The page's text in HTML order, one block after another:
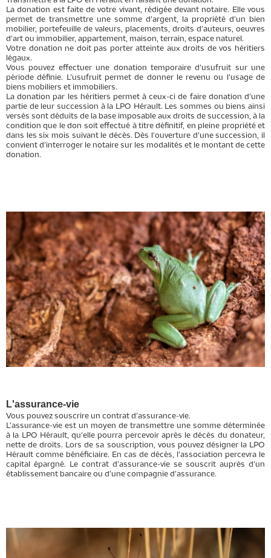
La donation est faite de votre vivant, rédigée devant notaire. Elle vous
permet de transmettre une somme d'argent, la propriété d'un bien
mobilier, portefeuille de valeurs, placements, droits d'auteurs, oeuvres
d'art ou immobilier, appartement, maison, terrain, espace naturel.
Votre donation ne doit pas porter atteinte aux droits de vos héritiers
légaux.
Vous pouvez effectuer une donation temporaire d'usufruit sur une
période définie. L'usufruit permet de donner le revenu ou l'usage de
biens mobiliers et immobiliers.
La donation par les héritiers permet à ceux-ci de faire donation d'une
partie de leur succession à la LPO Hérault. Les sommes ou biens ainsi
versés sont déduits de la base imposable aux droits de succession, à la
condition que le don soit effectué à titre définitif, en pleine propriété et
dans les six mois suivant le décès. Dès l'ouverture d'une succession, il
convient d'interroger le notaire sur les modalités et le montant de cette
donation.
L'assurance-vie
Vous pouvez souscrire un contrat d'assurance-vie.
L'assurance-vie est un moyen de transmettre une somme déterminée
à la LPO Hérault, qu'elle pourra percevoir après le décès du donateur,
nette de droits. Lors de sa souscription, vous pouvez désigner la LPO
Hérault comme bénéficiaire. En cas de décès, l'association percevra le
capital épargné. Le contrat d'assurance-vie se souscrit auprès d'un
établissement bancaire ou d'une compagnie d'assurance.